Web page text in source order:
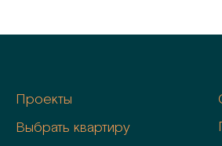
Проекты
Выбрать квартиру